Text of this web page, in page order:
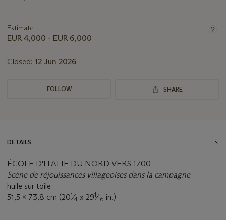
lot
Estimate
EUR 4,000 - EUR 6,000
Closed: 12 Jun 2026
FOLLOW SHARE
DETAILS
ÉCOLE D'ITALIE DU NORD VERS 1700
Scène de réjouissances villageoises dans la campagne
huile sur toile
51,5 x 73,8 cm (201⁄4 x 291⁄16 in.)